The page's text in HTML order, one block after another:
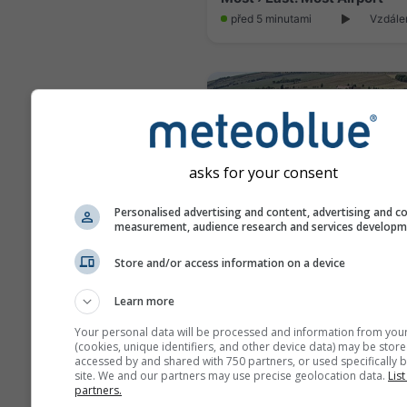
před 5 minutami
asks for your consent
Personalised advertising and content, advertising and
measurement, audience research and services
Store and/or access information on a device
Learn more
Your personal data will be processed and information from
(cookies, unique identifiers, and other device data) may be
accessed by and shared with 750 partners, or used specifically
site. We and our partners may use precise geolocation data.
partners.